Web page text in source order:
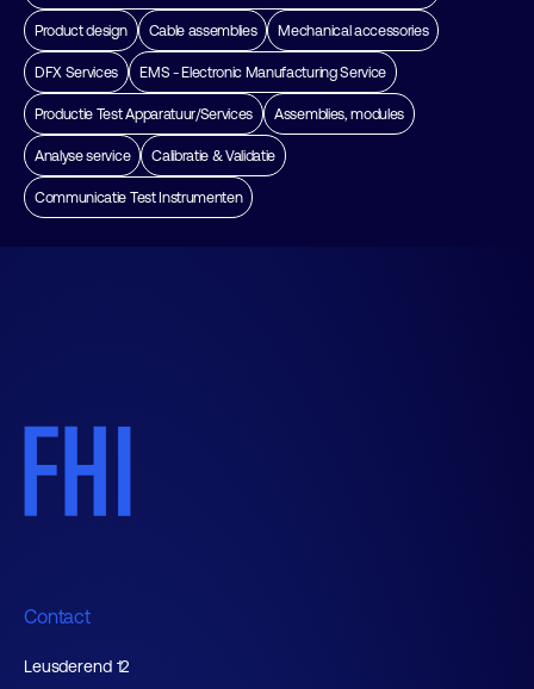
Product design Cable assemblies Mechanical accessories
DFX Services EMS - Electronic Manufacturing Service
Productie Test Apparatuur/Services Assemblies, modules
Analyse service Calibratie & Validatie
Communicatie Test Instrumenten
Contact
Leusderend 12